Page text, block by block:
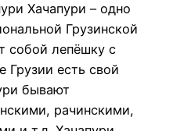
Хачапури – одно
Грузинской
собой лепёшку с
есть свой
бывают
рачинскими,